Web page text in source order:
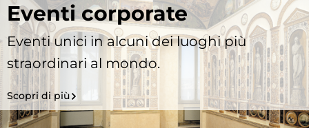
Eventi corporate
Eventi unici in alcuni dei luoghi più
straordinari al mondo.
Scopri di più